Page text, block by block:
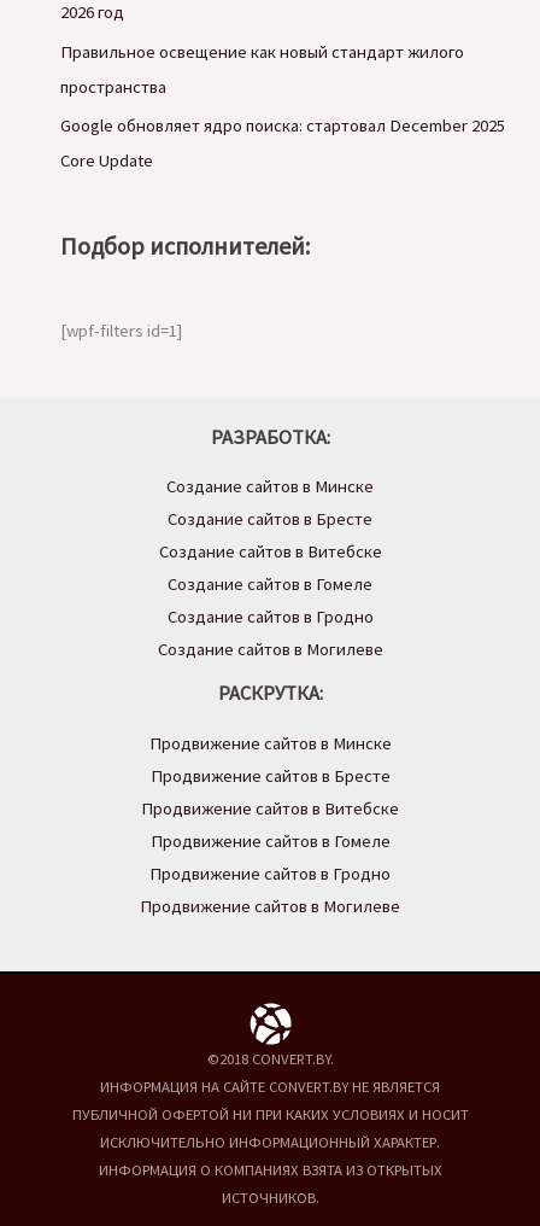
2026 год
Правильное освещение как новый стандарт жилого
пространства
Google обновляет ядро поиска: стартовал December 2025
Core Update
Подбор исполнителей:
[wpf-filters id=1]
РАЗРАБОТКА:
Создание сайтов в Минске
Создание сайтов в Бресте
Создание сайтов в Витебске
Создание сайтов в Гомеле
Создание сайтов в Гродно
Создание сайтов в Могилеве
РАСКРУТКА:
Продвижение сайтов в Минске
Продвижение сайтов в Бресте
Продвижение сайтов в Витебске
Продвижение сайтов в Гомеле
Продвижение сайтов в Гродно
Продвижение сайтов в Могилеве
©2018 CONVERT.BY.
ИНФОРМАЦИЯ НА САЙТЕ CONVERT.BY НЕ ЯВЛЯЕТСЯ
ПУБЛИЧНОЙ ОФЕРТОЙ НИ ПРИ КАКИХ УСЛОВИЯХ И НОСИТ
ИСКЛЮЧИТЕЛЬНО ИНФОРМАЦИОННЫЙ ХАРАКТЕР.
ИНФОРМАЦИЯ О КОМПАНИЯХ ВЗЯТА ИЗ ОТКРЫТЫХ
ИСТОЧНИКОВ.